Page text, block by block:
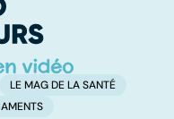
LE MAG DE LA SANTÉ